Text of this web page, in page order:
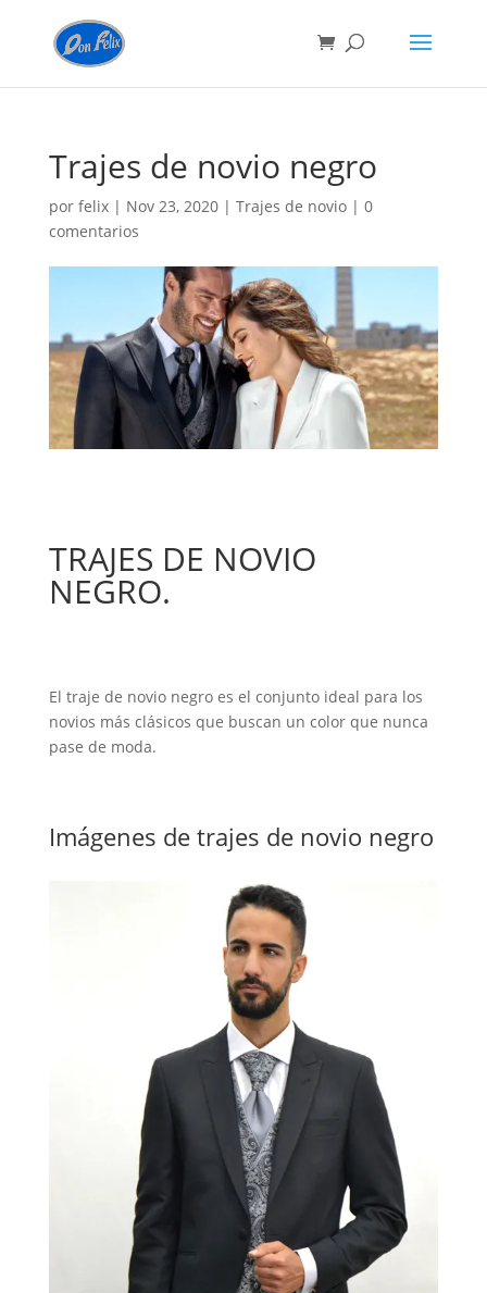
Trajes de novio negro
por felix| Nov 23, 2020| Trajes de novio| 0
comentarios
TRAJES DE NOVIO
NEGRO.
El traje de novio negro es el conjunto ideal para los
novios más clásicos que buscan un color que nunca
pase de moda.
Imágenes de trajes de novio negro